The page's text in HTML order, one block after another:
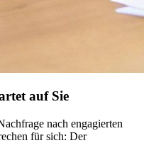
auf Sie
nach engagierten
für sich: Der